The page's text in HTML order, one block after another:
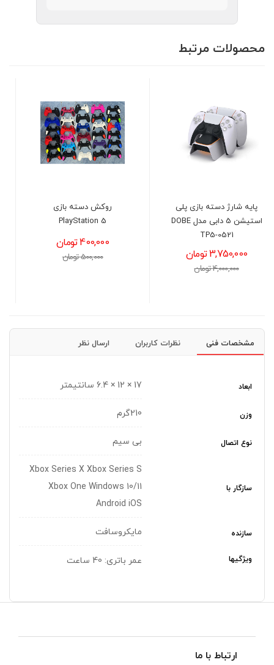
محصولات مرتبط
روکش دسته بازی
PlayStation 5
500,000 تومان
پایه شارژر دسته پلی
Station
مشخصات فنی نظرات کاربران ارسال نظر
ابعاد 17 × 12 × 6.4 سانتیمتر
وزن 210گرم
نوع اتصال بی سیم
سازگار با
Xbox Series X Xbox Series S
Xbox One Windows 10/11
Android iOS
سازنده مایکروسافت
ویژگیها عمر باتری: 40 ساعت
ارتباط با ما